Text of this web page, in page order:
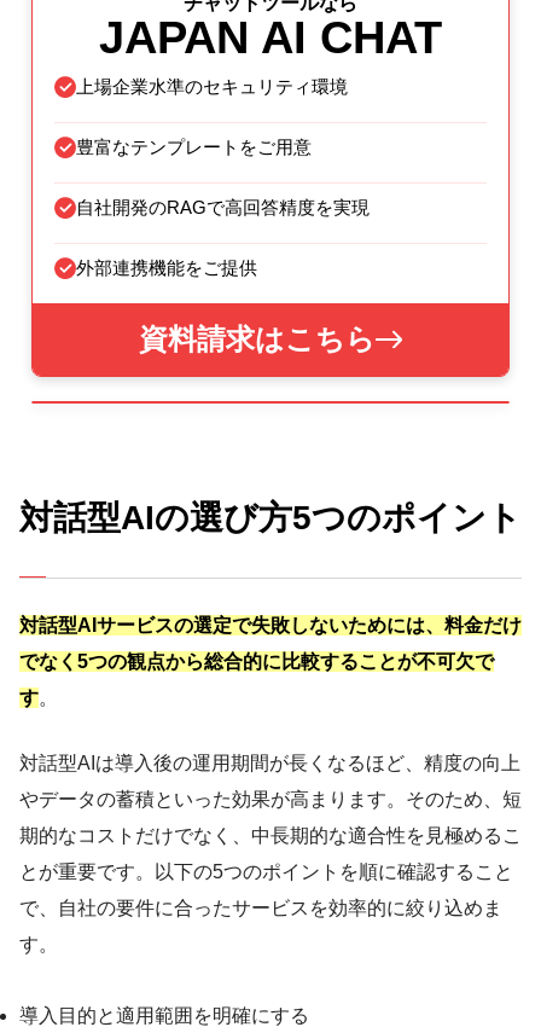
JAPAN AI CHAT
上場企業水準のセキュリティ環境
豊富なテンプレートをご用意
自社開発のRAGで高回答精度を実現
外部連携機能をご提供
資料請求はこちら
対話型AIの選び方5つのポイント
対話型AIサービスの選定で失敗しないためには、料金だけ
でなく5つの観点から総合的に比較することが不可欠で
す。
対話型AIは導入後の運用期間が長くなるほど、精度の向上
やデータの蓄積といった効果が高まります。そのため、短
期的なコストだけでなく、中長期的な適合性を見極めるこ
とが重要です。以下の5つのポイントを順に確認すること
で、自社の要件に合ったサービスを効率的に絞り込めま
す。
導入目的と適用範囲を明確にする